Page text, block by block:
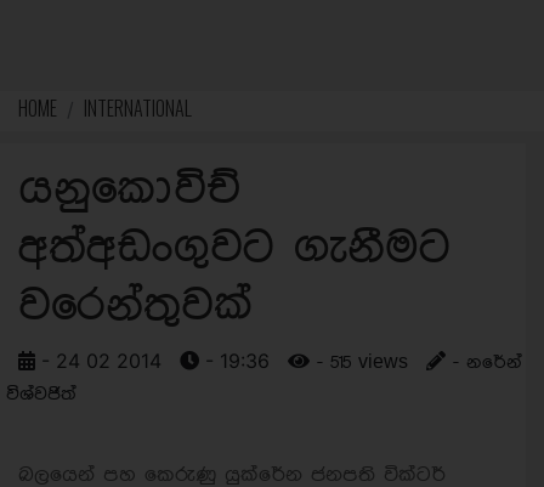
HOME INTERNATIONAL
යනුකොවිච්
අත්අඩංගුවට ගැනීමට
වරෙන්තුවක්
- 24 02 2014 - 19:36 - 515 views
- නරේන්
විශ්වජිත්
බලයෙන් පහ කෙරුණු යුක්රේන ජනපති වික්ටර්